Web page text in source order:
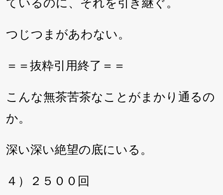
ているのに、それを引き継ぐ。
つじつまがあわない。
＝＝抜粋引用終了＝＝
こんな無茶苦茶なことがまかり通るの
か。
深い深い絶望の底にいる。
４）２５００回